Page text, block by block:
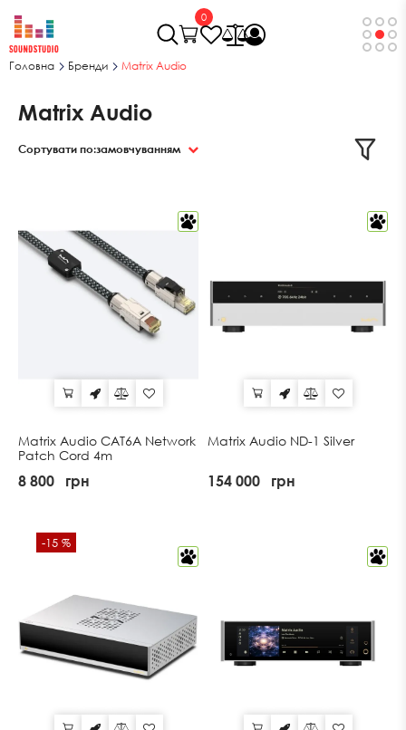
0
Головна Бренди Matrix Audio
Matrix Audio
Сортувати по:замовчуванням
Matrix Audio CAT6A Network
Patch Cord 4m
8 800 грн
Matrix Audio ND-1 Silver
154 000 грн
-15 %